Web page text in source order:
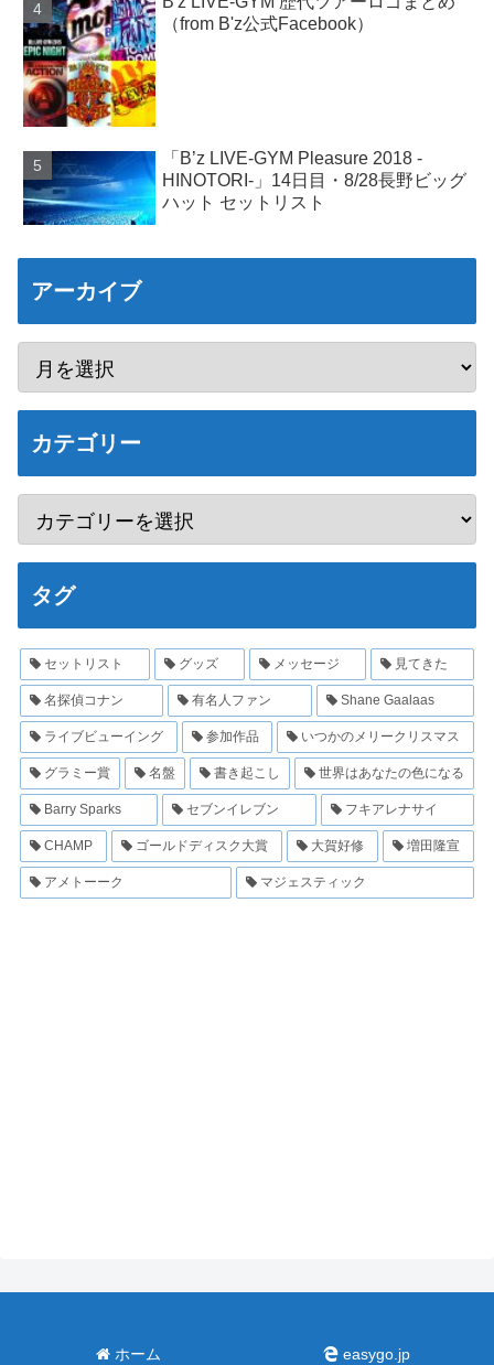
（from B'z公式Facebook）
「B’z LIVE-GYM Pleasure 2018 -
HINOTORI-」14日目・8/28長野ビッグ
ハット セットリスト
アーカイブ
カテゴリー
タグ
セットリスト グッズ メッセージ 見てきた
名探偵コナン 有名人ファン Shane Gaalaas
ライブビューイング 参加作品 いつかのメリークリスマス
グラミー賞 名盤 書き起こし 世界はあなたの色になる
Barry Sparks セブンイレブン フキアレナサイ
CHAMP ゴールドディスク大賞 大賀好修 増田隆宣
アメトーーク マジェスティック
ホーム easygo.jp